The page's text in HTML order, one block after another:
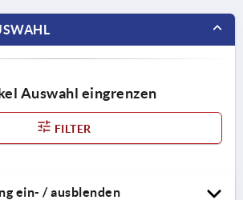
Auswahl eingrenzen
FILTER
ein- / ausblenden